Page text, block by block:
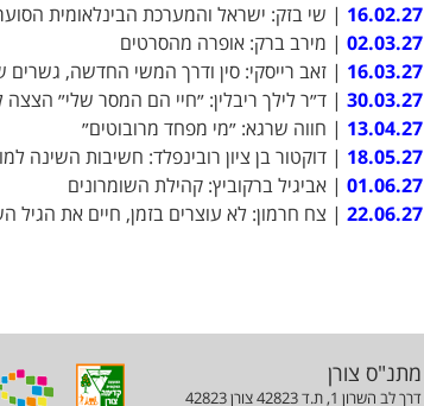
16.02.27 | שי בזק: ישראל והמערכת הבינלאומית
02.03.27 | מירב ברק: אופרה מהסרטים
16.03.27 | זאב רייסקי: סין ודרך המשי החדשה,
30.03.27 | ד״ר לילך ריבלין: ״חיי הם המסר שלי״
13.04.27 | חווה שרגא: ״מי מפחד מרובוטים״
18.05.27 | דוקטור בן ציון רובינפלד: חשיבות השינה
01.06.27 | אביגיל ברקוביץ: קהילת השומרונים
22.06.27 | צח חרמון: לא עוצרים בזמן, חיים את הגיל
מתנ"ס צורן
דרך לב השרון 1, ת.ד 42823 צורן 42823